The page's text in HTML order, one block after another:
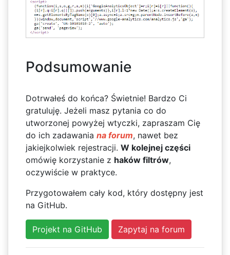
Podsumowanie
Dotrwałeś do końca? Świetnie! Bardzo Ci
gratuluję. Jeżeli masz pytania co do
utworzonej powyżej wtyczki, zapraszam Cię
do ich zadawania na forum, nawet bez
jakiejkolwiek rejestracji. W kolejnej części
omówię korzystanie z haków filtrów,
oczywiście w praktyce.
Przygotowałem cały kod, który dostępny jest
na GitHub.
Projekt na GitHub Zapytaj na forum